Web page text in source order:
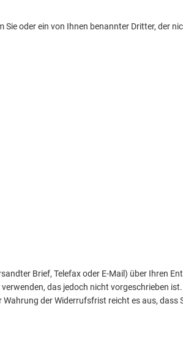
oder ein von Ihnen benannter Dritter, der
Brief, Telefax oder E-Mail) über Ihren
das jedoch nicht vorgeschrieben
der Widerrufsfrist reicht es aus, dass